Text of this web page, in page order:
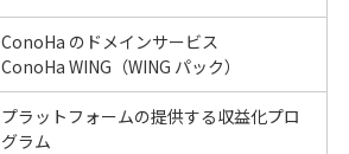
ConoHa のドメインサービス
ConoHa WING（WING パック）
プラットフォームの提供する収益化プロ
グラム